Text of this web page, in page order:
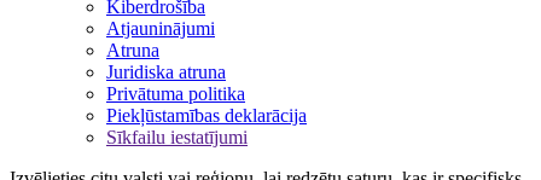
Kiberdrošība
Atjauninājumi
Atruna
Juridiska atruna
Privātuma politika
Piekļūstamības deklarācija
Sīkfailu iestatījumi